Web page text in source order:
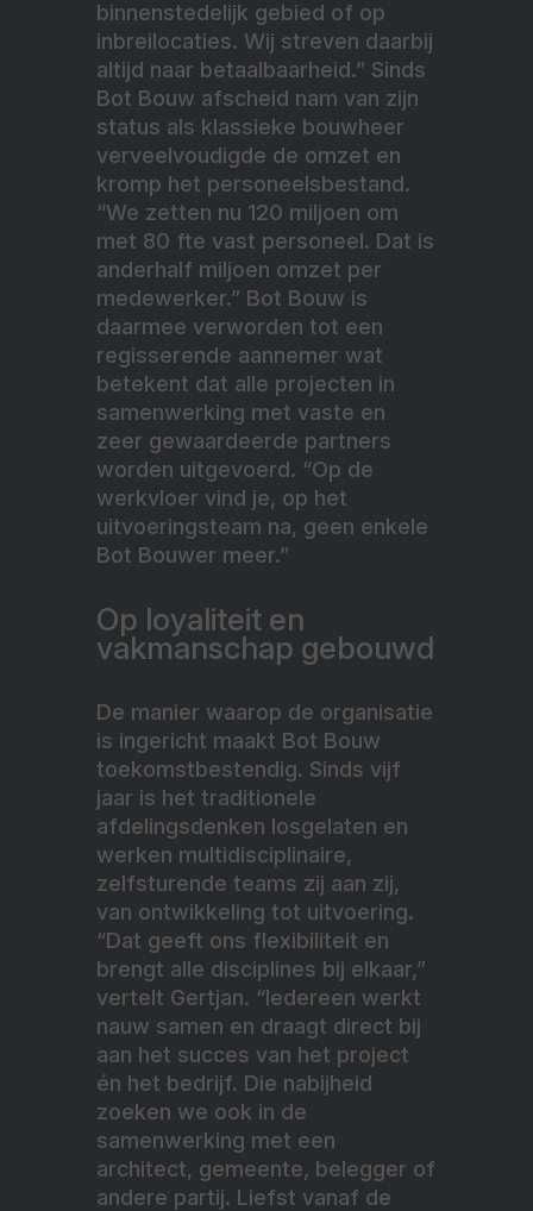
binnenstedelijk gebied of op
inbreilocaties. Wij streven daarbij
altijd naar betaalbaarheid.” Sinds
Bot Bouw afscheid nam van zijn
status als klassieke bouwheer
verveelvoudigde de omzet en
kromp het personeelsbestand.
“We zetten nu 120 miljoen om
met 80 fte vast personeel. Dat is
anderhalf miljoen omzet per
medewerker.” Bot Bouw is
daarmee verworden tot een
regisserende aannemer wat
betekent dat alle projecten in
samenwerking met vaste en
zeer gewaardeerde partners
worden uitgevoerd. “Op de
werkvloer vind je, op het
uitvoeringsteam na, geen enkele
Bot Bouwer meer.”
Op loyaliteit en
vakmanschap gebouwd
De manier waarop de organisatie
is ingericht maakt Bot Bouw
toekomstbestendig. Sinds vijf
jaar is het traditionele
afdelingsdenken losgelaten en
werken multidisciplinaire,
zelfsturende teams zij aan zij,
van ontwikkeling tot uitvoering.
“Dat geeft ons flexibiliteit en
brengt alle disciplines bij elkaar,”
vertelt Gertjan. “Iedereen werkt
nauw samen en draagt direct bij
aan het succes van het project
én het bedrijf. Die nabijheid
zoeken we ook in de
samenwerking met een
architect, gemeente, belegger of
andere partij. Liefst vanaf de